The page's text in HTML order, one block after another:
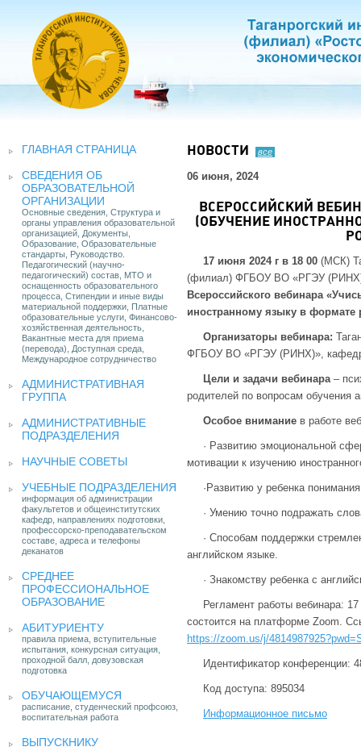
ГЛАВНАЯ СТРАНИЦА
СВЕДЕНИЯ ОБ
ОБРАЗОВАТЕЛЬНОЙ
ОРГАНИЗАЦИИ
Основные сведения, Структура и
органы управления образовательной
организацией, Документы,
Образование, Образовательные
стандарты, Руководство.
Педагогический (научно-
педагогический) состав, МТО и
оснащенность образовательного
процесса, Стипендии и иные виды
материальной поддержки, Платные
образовательные услуги, Финансово-
хозяйственная деятельность,
Вакантные места для приема
(перевода), Доступная среда,
Международное сотрудничество
АДМИНИСТРАТИВНАЯ
ГРУППА
АДМИНИСТРАТИВНЫЕ
ПОДРАЗДЕЛЕНИЯ
НАУЧНЫЕ СОВЕТЫ
УЧЕБНЫЕ ПОДРАЗДЕЛЕНИЯ
информация об администрации
факультетов и общеинститутских
кафедр, направлениях подготовки,
профессорско-преподавательском
составе, адреса и телефоны
деканатов
СРЕДНЕЕ
ПРОФЕССИОНАЛЬНОЕ
ОБРАЗОВАНИЕ
АБИТУРИЕНТУ
правила приема, вступительные
испытания, конкурсная ситуация,
проходной балл, довузовская
подготовка
ОБУЧАЮЩЕМУСЯ
расписание, студенческий профсоюз,
воспитательная работа
ВЫПУСКНИКУ
НОВОСТИ все
06 июня, 2024
ВСЕРОССИЙСКИЙ
(ОБУЧЕНИЕ
17 июня 2024 г в 18 00 (МСК)
(филиал) ФГБОУ ВО «РГЭУ (РИНХ)»
Всероссийского вебинара
иностранному языку в формате
Организаторы вебинара:
ФГБОУ ВО «РГЭУ (РИНХ)»,
Цели и задачи вебинара –
родителей по вопросам обучения
Особое внимание в работе
· Развитию эмоциональной
мотивации к изучению
·Развитию у ребенка
· Умению точно подражать
· Способам поддержки
английском языке.
· Знакомству ребенка с
Регламент работы вебинара:
состоится на платформе Zoom.
https://zoom.us/j/
Идентификатор конференции:
Код доступа: 895034
Информационное письмо